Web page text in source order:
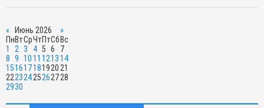
« Июнь 2026
»
ПнВтСрЧтПтСбВс
1
2 3 4 5 6
7
8 9 1011 121314
151617181920 21
22232425262728
2930